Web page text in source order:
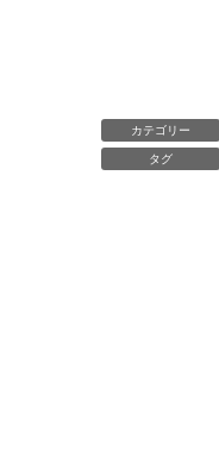
カテゴリー
タグ